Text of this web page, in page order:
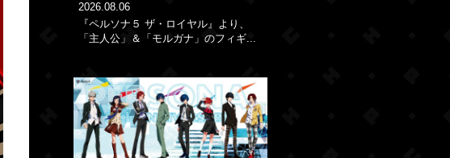
2026.08.06
『ペルソナ５ ザ・ロイヤル』より、
「主人公」＆「モルガナ」のフィギ...